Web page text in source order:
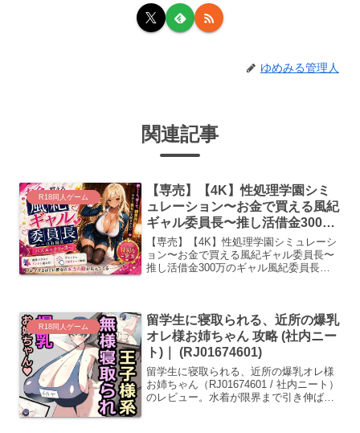
ゆめみる管理人
関連記事
R18同人ゲーム
【専売】【4K】性処理学園シミ
ュレーション〜お金で買える風紀
ギャル委員長〜推し活借金300万
のギャル風紀委員長・白石陽菜を
20Stage調教して全校配信で完全
堕落させる調教ゲーム【陽菜編】
(d_788819)
【専売】【4K】性処理学園シミュレーシ
ョン〜お金で買える風紀ギャル委員長〜
推し活借金300万のギャル風紀委員長・
（d_788819 / 巨乳の女子校生＠JK）のレ
ビュー。パズルとクリッカーの操作に連
動して、汗ばむ褐色肌と苦悶の表情が完
全に堕落していく攻略情報を解説。
R18同人ゲーム
留学生に寝取られる、近所の爆乳
オレ様お姉ちゃん 攻略 (社内ニー
ト)｜ (RJ01674601)
留学生に寝取られる、近所の爆乳オレ様
お姉ちゃん（RJ01674601 / 社内ニート）
のレビュー。水着が限界まで引き伸ばさ